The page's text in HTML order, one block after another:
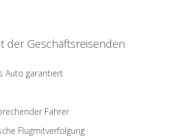
der Geschäftsreisenden
Auto garantiert
Fahrer
Flugmitverfolgung